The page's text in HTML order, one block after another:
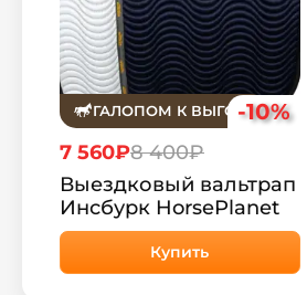
ГАЛОПОМ К ВЫГОДЕ-10%
7 560₽8 400₽
Выездковый вальтрап
Инсбурк HorsePlanet
Купить